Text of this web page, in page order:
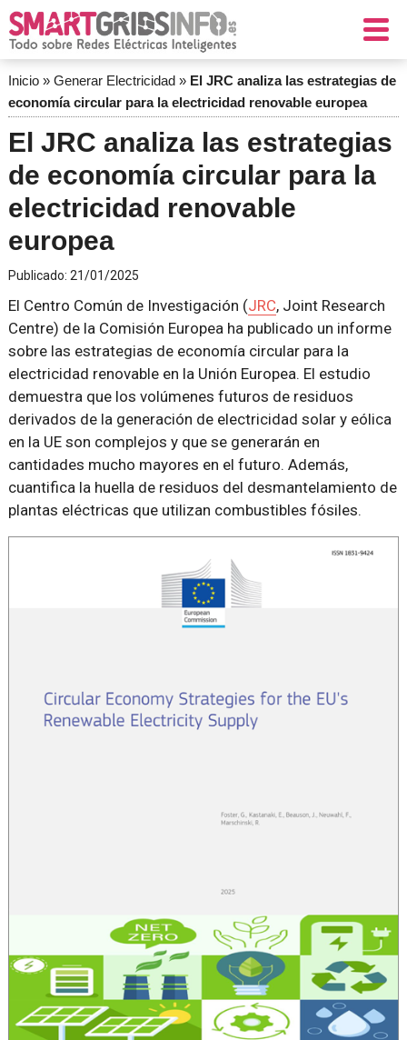
Inicio» Generar Electricidad» El JRC analiza las estrategias de
economía circular para la electricidad renovable europea
El JRC analiza las estrategias
de economía circular para la
electricidad renovable
europea
Publicado: 21/01/2025
El Centro Común de Investigación (JRC, Joint Research
Centre) de la Comisión Europea ha publicado un informe
sobre las estrategias de economía circular para la
electricidad renovable en la Unión Europea. El estudio
demuestra que los volúmenes futuros de residuos
derivados de la generación de electricidad solar y eólica
en la UE son complejos y que se generarán en
cantidades mucho mayores en el futuro. Además,
cuantifica la huella de residuos del desmantelamiento de
plantas eléctricas que utilizan combustibles fósiles.